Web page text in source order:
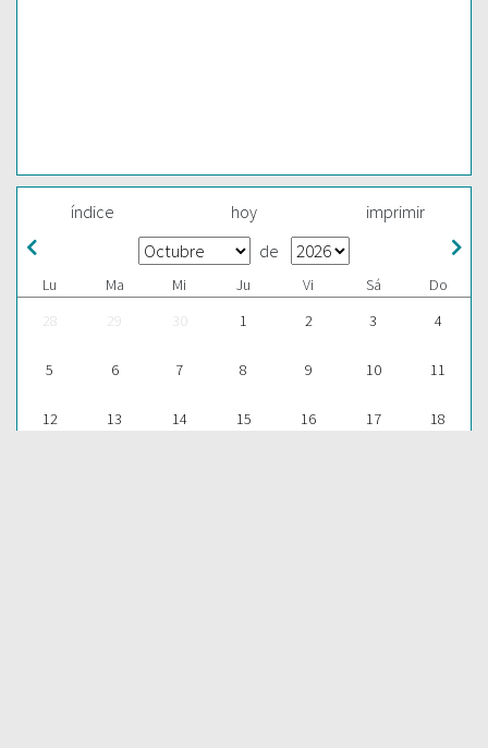
índice hoy imprimir
de
Lu Ma Mi Ju Vi Sá
Do
28
29 30 1 2 3 4
5 6 7 8 9 10 11
12 13 14 15 16 17 18